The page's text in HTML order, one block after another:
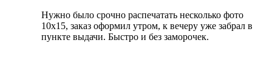
Нужно было срочно распечатать несколько фото
10х15, заказ оформил утром, к вечеру уже забрал в
пункте выдачи. Быстро и без заморочек.